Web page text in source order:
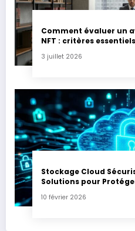
Comment évaluer un
NFT : critères essentiels
3 juillet 2026
Stockage Cloud
Solutions pour
10 février 2026